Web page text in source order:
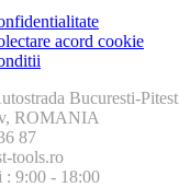
acord cookie
Bucuresti-
ROMANIA
87
tools.ro
9:00 - 18:00